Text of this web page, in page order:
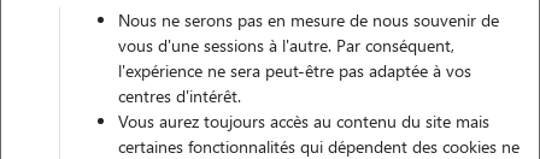
Motivation
propriétaire de 4 équidés et 3 chats, passionné des animaux, j'ai
grandis entourée et je connais le stress de partir en les sachant en
sécurité. disponible assez régulièrement , dehors toute l'année par
Nous ne serons pas en mesure de nous souvenir de
vous d'une sessions à l'autre. Par conséquent,
l'expérience ne sera peut-être pas adaptée à vos
centres d'intérêt.
Vous aurez toujours accès au contenu du site mais
certaines fonctionnalités qui dépendent des cookies ne